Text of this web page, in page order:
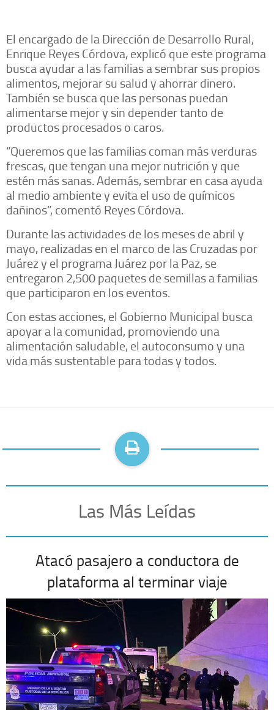
El encargado de la Dirección de Desarrollo Rural,
Enrique Reyes Córdova, explicó que este programa
busca ayudar a las familias a sembrar sus propios
alimentos, mejorar su salud y ahorrar dinero.
También se busca que las personas puedan
alimentarse mejor y sin depender tanto de
productos procesados o caros.
“Queremos que las familias coman más verduras
frescas, que tengan una mejor nutrición y que
estén más sanas. Además, sembrar en casa ayuda
al medio ambiente y evita el uso de químicos
dañinos”, comentó Reyes Córdova.
Durante las actividades de los meses de abril y
mayo, realizadas en el marco de las Cruzadas por
Juárez y el programa Juárez por la Paz, se
entregaron 2,500 paquetes de semillas a familias
que participaron en los eventos.
Con estas acciones, el Gobierno Municipal busca
apoyar a la comunidad, promoviendo una
alimentación saludable, el autoconsumo y una
vida más sustentable para todas y todos.
Las Más Leídas
Atacó pasajero a conductora de
plataforma al terminar viaje